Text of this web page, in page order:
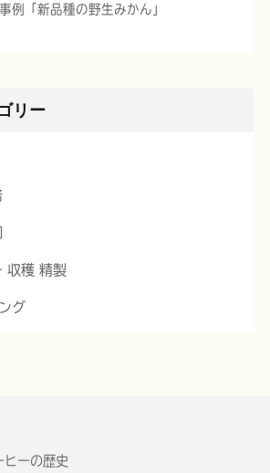
例「新品種の野生みかん」
リー
収穫 精製
グ
ーの歴史